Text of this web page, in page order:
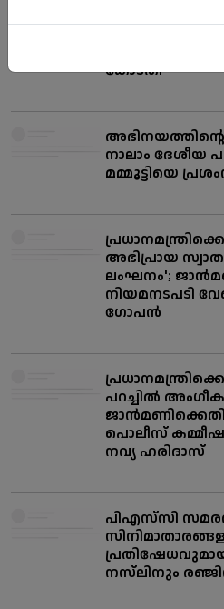
അൻസിബയെ
കോടതി
നാലാം ദേശീയ
മമ്മൂട്ടിയെ
അഭിപ്രായ
ലംഘനം';
നിയമനടപടി
ഗോപൻ
പറച്ചിൽ
പൊലീസ്
നവ്യ ഹരിദാസ്
പിഎസ്‌സി
നസ്‌ലിനും